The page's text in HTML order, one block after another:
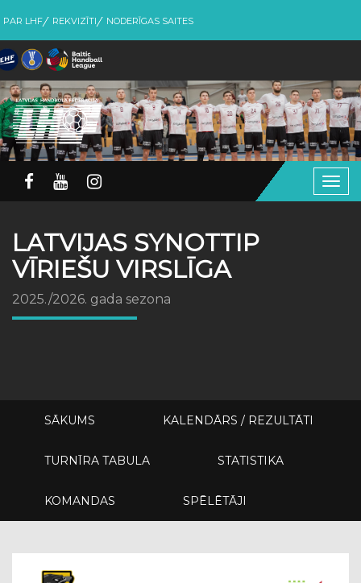
PAR LHF REKVIZĪTI NODERĪGAS SAITES
LATVIJAS SYNOTTIP
VĪRIEŠU VIRSLĪGA
2025./2026. gada sezona
SĀKUMS KALENDĀRS / REZULTĀTI
TURNĪRA TABULA STATISTIKA
KOMANDAS SPĒLĒTĀJI